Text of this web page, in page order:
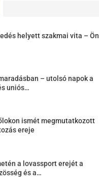
helyett szakmai vita – Ön
– utolsó napok a
uniós…
ismét megmutatkozott
ereje
a lovassport erejét a
és a…